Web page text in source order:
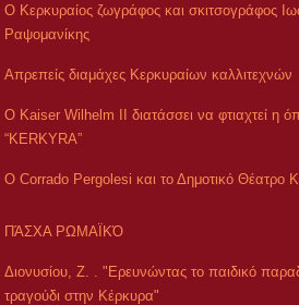
Ο Κερκυραίος ζωγράφος και σκιτσογράφος
Ραψομανίκης
Απρεπείς διαμάχες Κερκυραίων καλλιτεχνών
O Kaiser Wilhelm II διατάσσει να φτιαχτεί η
“KERKYRA”
Ο Corrado Pergolesi και το Δημοτικό Θέατρο
ΠΆΣΧΑ ΡΩΜΑΪΚΌ
Διονυσίου, Z. . "Ερευνώντας το παιδικό
τραγούδι στην Κέρκυρα"